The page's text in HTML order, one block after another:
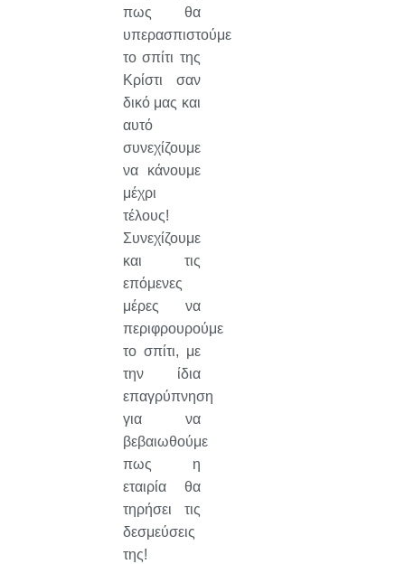
πως θα
υπερασπιστούμε
το σπίτι της
Κρίστι σαν
δικό μας και
αυτό
συνεχίζουμε
να κάνουμε
μέχρι
τέλους!
Συνεχίζουμε
και τις
επόμενες
μέρες να
περιφρουρούμε
το σπίτι, με
την ίδια
επαγρύπνηση
για να
βεβαιωθούμε
πως η
εταιρία θα
τηρήσει τις
δεσμεύσεις
της!